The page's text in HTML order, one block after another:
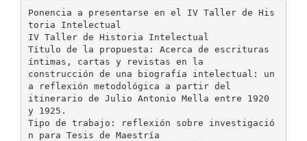
Ponencia a presentarse en el IV Taller de His
toria Intelectual
IV Taller de Historia Intelectual
Título de la propuesta: Acerca de escrituras
íntimas, cartas y revistas en la
construcción de una biografía intelectual: un
a reflexión metodológica a partir del
itinerario de Julio Antonio Mella entre 1920
y 1925.
Tipo de trabajo: reflexión sobre investigació
n para Tesis de Maestría